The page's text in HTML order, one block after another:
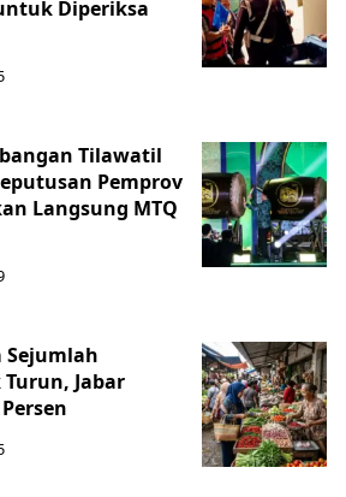
Diperiksa
Tilawatil
Pemprov
Langsung MTQ
Sejumlah
Jabar